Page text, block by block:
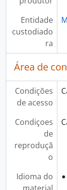
Entidade
custodiado
ra
Área de
Condições
de acesso
Condiçoes
de
reproduçã
o
Idioma do